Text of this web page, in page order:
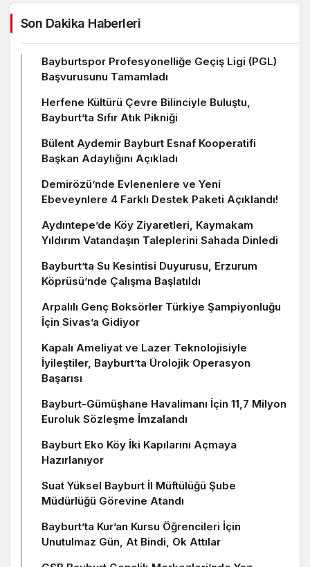
Son Dakika Haberleri
Bayburtspor Profesyonelliğe Geçiş Ligi (PGL)
Başvurusunu Tamamladı
Herfene Kültürü Çevre Bilinciyle Buluştu,
Bayburt’ta Sıfır Atık Pikniği
Bülent Aydemir Bayburt Esnaf Kooperatifi
Başkan Adaylığını Açıkladı
Demirözü’nde Evlenenlere ve Yeni
Ebeveynlere 4 Farklı Destek Paketi Açıklandı!
Aydıntepe’de Köy Ziyaretleri, Kaymakam
Yıldırım Vatandaşın Taleplerini Sahada Dinledi
Bayburt’ta Su Kesintisi Duyurusu, Erzurum
Köprüsü’nde Çalışma Başlatıldı
Arpalılı Genç Boksörler Türkiye Şampiyonluğu
İçin Sivas’a Gidiyor
Kapalı Ameliyat ve Lazer Teknolojisiyle
İyileştiler, Bayburt’ta Ürolojik Operasyon
Başarısı
Bayburt-Gümüşhane Havalimanı İçin 11,7 Milyon
Euroluk Sözleşme İmzalandı
Bayburt Eko Köy İki Kapılarını Açmaya
Hazırlanıyor
Suat Yüksel Bayburt İl Müftülüğü Şube
Müdürlüğü Görevine Atandı
Bayburt’ta Kur’an Kursu Öğrencileri İçin
Unutulmaz Gün, At Bindi, Ok Attılar